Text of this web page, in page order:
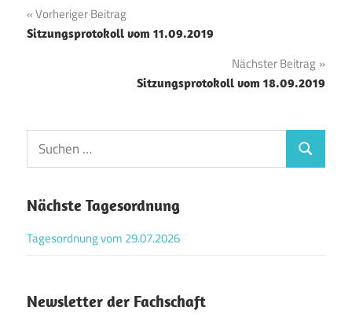
Beitragsnavigation
Vorheriger Beitrag
Sitzungsprotokoll vom 11.09.2019
Nächster Beitrag
Sitzungsprotokoll vom 18.09.2019
Suchen
nach:
Suchen
Nächste Tagesordnung
Tagesordnung vom 29.07.2026
Newsletter der Fachschaft